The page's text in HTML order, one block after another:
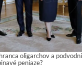
oligarchov a
peniaze?